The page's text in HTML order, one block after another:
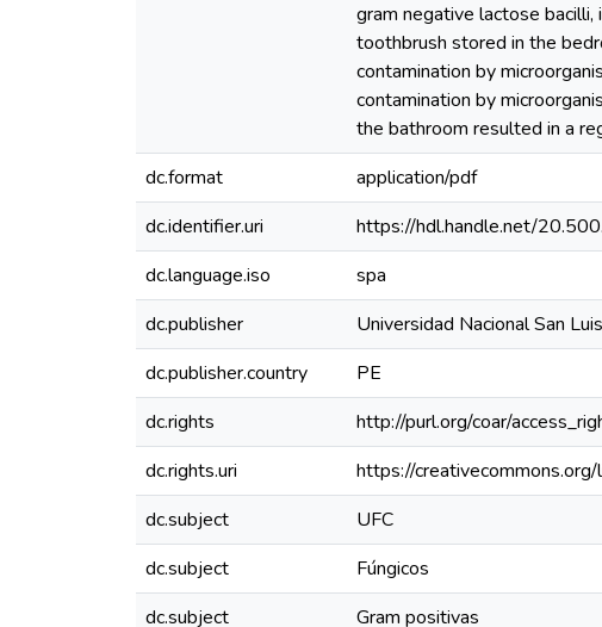
gram negative lactose
toothbrush stored in the
contamination by
contamination by
the bathroom resulted in a
dc.format
application/pdf
dc.identifier.uri
https://hdl.handle.net/
dc.language.iso
spa
dc.publisher
Universidad Nacional San
dc.publisher.country
PE
dc.rights
http://purl.org/coar/
dc.rights.uri
https://
dc.subject
UFC
dc.subject
Fúngicos
dc.subject
Gram positivas